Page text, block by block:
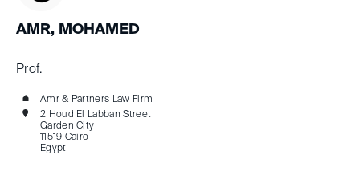
AMR, MOHAMED
Prof.
Amr & Partners Law Firm
2 Houd El Labban Street
Garden City
11519 Cairo
Egypt